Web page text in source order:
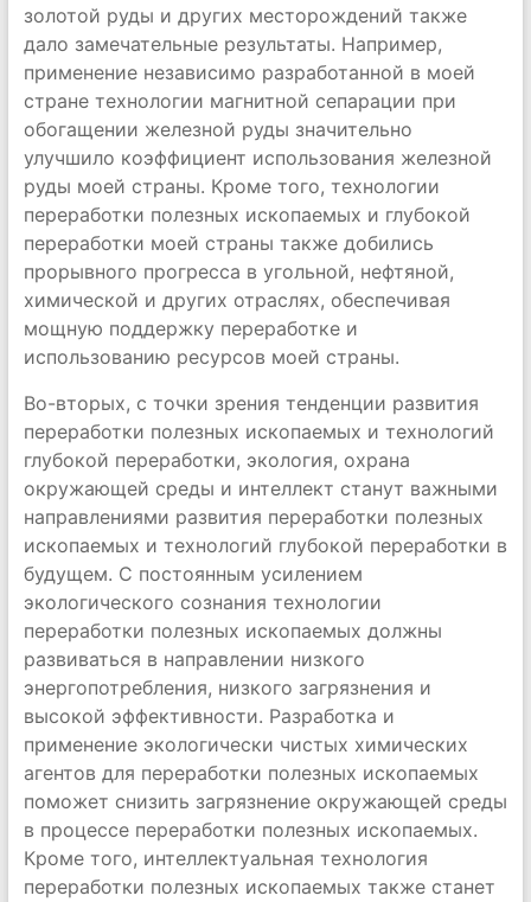
золотой руды и других месторождений также
дало замечательные результаты. Например,
применение независимо разработанной в моей
стране технологии магнитной сепарации при
обогащении железной руды значительно
улучшило коэффициент использования железной
руды моей страны. Кроме того, технологии
переработки полезных ископаемых и глубокой
переработки моей страны также добились
прорывного прогресса в угольной, нефтяной,
химической и других отраслях, обеспечивая
мощную поддержку переработке и
использованию ресурсов моей страны.
Во-вторых, с точки зрения тенденции развития
переработки полезных ископаемых и технологий
глубокой переработки, экология, охрана
окружающей среды и интеллект станут важными
направлениями развития переработки полезных
ископаемых и технологий глубокой переработки в
будущем. С постоянным усилением
экологического сознания технологии
переработки полезных ископаемых должны
развиваться в направлении низкого
энергопотребления, низкого загрязнения и
высокой эффективности. Разработка и
применение экологически чистых химических
агентов для переработки полезных ископаемых
поможет снизить загрязнение окружающей среды
в процессе переработки полезных ископаемых.
Кроме того, интеллектуальная технология
переработки полезных ископаемых также станет